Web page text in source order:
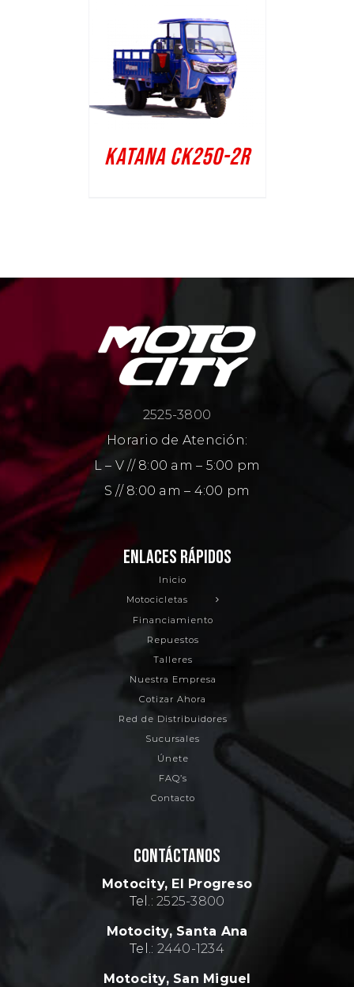
KATANA CK250-2R
2525-3800
Horario de Atención:
L – V // 8:00 am – 5:00 pm
S // 8:00 am – 4:00 pm
ENLACES RÁPIDOS
Inicio
Motocicletas
Financiamiento
Repuestos
Talleres
Nuestra Empresa
Cotizar Ahora
Red de Distribuidores
Sucursales
Únete
FAQ’s
Contacto
CONTÁCTANOS
Motocity, El Progreso
Tel.:2525-3800
Motocity, Santa Ana
Tel.: 2440-1234
Motocity, San Miguel